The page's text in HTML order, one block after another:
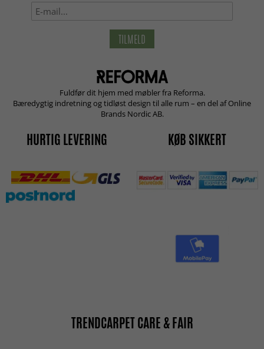
TILMELD
Fuldfør dit hjem med møbler fra Reforma.
Bæredygtig indretning og tidløst design til alle rum – en del af Online
Brands Nordic AB.
HURTIG LEVERING KØB SIKKERT
TRENDCARPET CARE & FAIR